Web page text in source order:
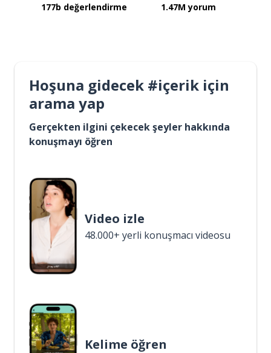
177b değerlendirme 1.47M yorum
Hoşuna gidecek #içerik için
arama yap
Gerçekten ilgini çekecek şeyler hakkında
konuşmayı öğren
Video izle
48.000+ yerli konuşmacı videosu
Kelime öğren